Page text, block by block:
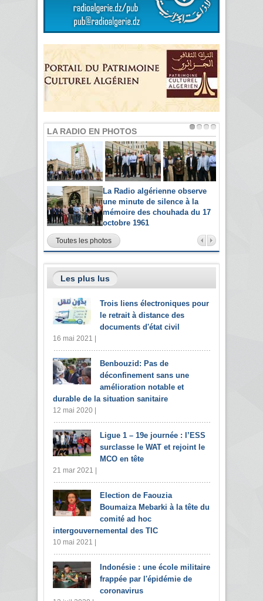
LA RADIO EN PHOTOS
La Radio algérienne observe
une minute de silence à la
mémoire des chouhada du 17
octobre 1961
Toutes les photos
Les plus lus
Trois liens électroniques pour
le retrait à distance des
documents d'état civil
16 mai 2021 |
Benbouzid: Pas de
déconfinement sans une
amélioration notable et
durable de la situation sanitaire
12 mai 2020 |
Ligue 1 – 19e journée : l’ESS
surclasse le WAT et rejoint le
MCO en tête
21 mar 2021 |
Election de Faouzia
Boumaiza Mebarki à la tête du
comité ad hoc
intergouvernemental des TIC
10 mai 2021 |
Indonésie : une école militaire
frappée par l'épidémie de
coronavirus